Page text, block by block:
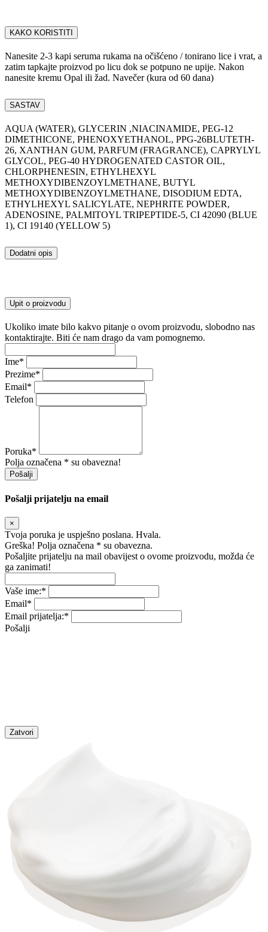
KAKO KORISTITI
Nanesite 2-3 kapi seruma rukama na očišćeno / tonirano lice i vrat, a
zatim tapkajte proizvod po licu dok se potpuno ne upije. Nakon
nanesite kremu Opal ili žad. Navečer (kura od 60 dana)
SASTAV
AQUA (WATER), GLYCERIN ,NIACINAMIDE, PEG-12
DIMETHICONE, PHENOXYETHANOL, PPG-26BLUTETH-
26, XANTHAN GUM, PARFUM (FRAGRANCE), CAPRYLYL
GLYCOL, PEG-40 HYDROGENATED CASTOR OIL,
CHLORPHENESIN, ETHYLHEXYL
METHOXYDIBENZOYLMETHANE, BUTYL
METHOXYDIBENZOYLMETHANE, DISODIUM EDTA,
ETHYLHEXYL SALICYLATE, NEPHRITE POWDER,
ADENOSINE, PALMITOYL TRIPEPTIDE-5, CI 42090 (BLUE
1), CI 19140 (YELLOW 5)
Dodatni opis
Upit o proizvodu
Ukoliko imate bilo kakvo pitanje o ovom proizvodu, slobodno nas
kontaktirajte. Biti će nam drago da vam pomognemo.
Ime*
Prezime*
Email*
Telefon
Poruka*
Polja označena * su obavezna!
Pošalji
Pošalji prijatelju na email
×
Tvoja poruka je uspješno poslana. Hvala.
Greška! Polja označena * su obavezna.
Pošaljite prijatelju na mail obavijest o ovome proizvodu, možda će
ga zanimati!
Vaše ime:*
Email*
Email prijatelja:*
Pošalji
Zatvori